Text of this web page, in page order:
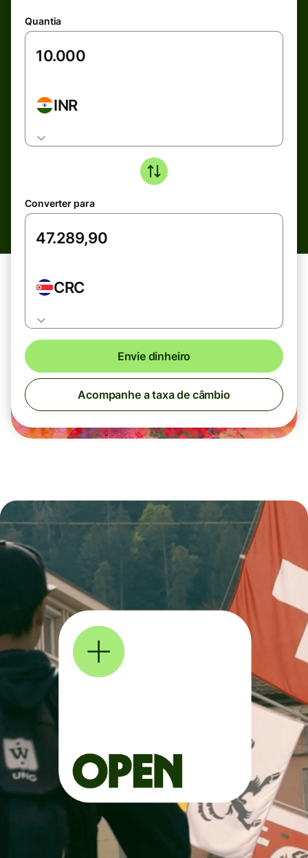
Quantia
INR
Converter para
CRC
Envie dinheiro
Acompanhe a taxa de câmbio